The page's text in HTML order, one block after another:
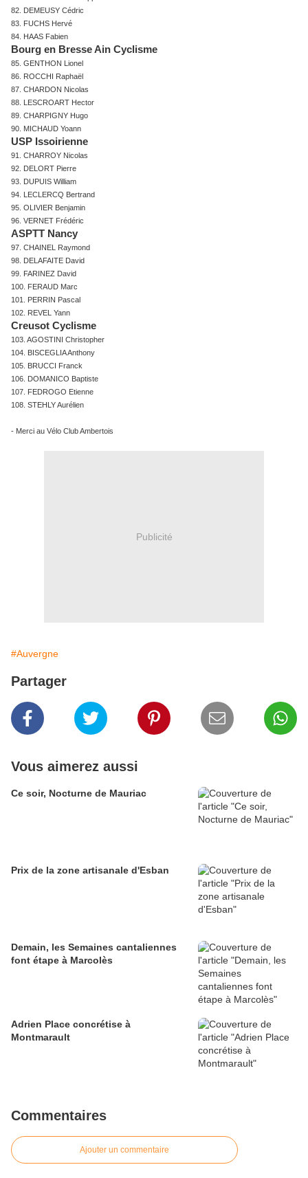
82. DEMEUSY Cédric
83. FUCHS Hervé
84. HAAS Fabien
Bourg en Bresse Ain Cyclisme
85. GENTHON Lionel
86. ROCCHI Raphaël
87. CHARDON Nicolas
88. LESCROART Hector
89. CHARPIGNY Hugo
90. MICHAUD Yoann
USP Issoirienne
91. CHARROY Nicolas
92. DELORT Pierre
93. DUPUIS William
94. LECLERCQ Bertrand
95. OLIVIER Benjamin
96. VERNET Frédéric
ASPTT Nancy
97. CHAINEL Raymond
98. DELAFAITE David
99. FARINEZ David
100. FERAUD Marc
101. PERRIN Pascal
102. REVEL Yann
Creusot Cyclisme
103. AGOSTINI Christopher
104. BISCEGLIA Anthony
105. BRUCCI Franck
106. DOMANICO Baptiste
107. FEDROGO Etienne
108. STEHLY Aurélien
- Merci au Vélo Club Ambertois
Publicité
#Auvergne
Partager
Vous aimerez aussi
Ce soir, Nocturne de Mauriac
Prix de la zone artisanale d'Esban
Demain, les Semaines cantaliennes
font étape à Marcolès
Adrien Place concrétise à
Montmarault
Commentaires
Ajouter un commentaire